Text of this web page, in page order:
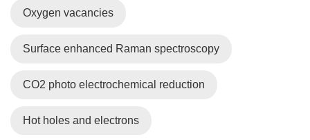
Oxygen vacancies
Surface enhanced Raman spectroscopy
CO2 photo electrochemical reduction
Hot holes and electrons